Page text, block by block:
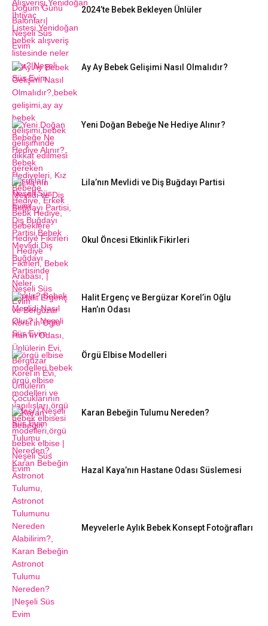
2024’te Bebek Bekleyen Ünlüler
Ay Ay Bebek Gelişimi Nasıl Olmalıdır?
Yeni Doğan Bebeğe Ne Hediye Alınır?
Lila’nın Mevlidi ve Diş Buğdayı Partisi
Okul Öncesi Etkinlik Fikirleri
Halit Ergenç ve Bergüzar Korel’in Oğlu
Han’ın Odası
Örgü Elbise Modelleri
Karan Bebeğin Tulumu Nereden?
Hazal Kaya’nın Hastane Odası Süslemesi
Meyvelerle Aylık Bebek Konsept Fotoğrafları